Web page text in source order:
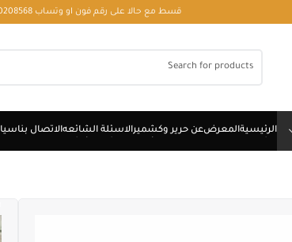
قسط مع حالا على رقم فون او وتساب 01050208568 - Installment with Hala on phone number or WhatsApp 01050208568